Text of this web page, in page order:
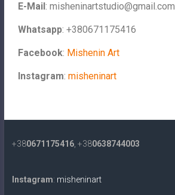
E-Mail : misheninartstudio@gmail.com
Whatsapp: +380671175416
Facebook: Mishenin Art
Instagram: misheninart
+380671175416, +380638744003
Instagram: misheninart